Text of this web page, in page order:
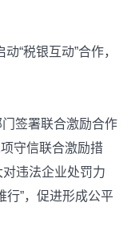
税银互动”合作，
签署联合激励合作
守信联合激励措
违法企业处罚力
行”，促进形成公平